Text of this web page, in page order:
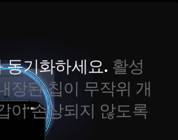
동기화하세요. 활성
장된 칩이 무작위 개
이 손상되지 않도록